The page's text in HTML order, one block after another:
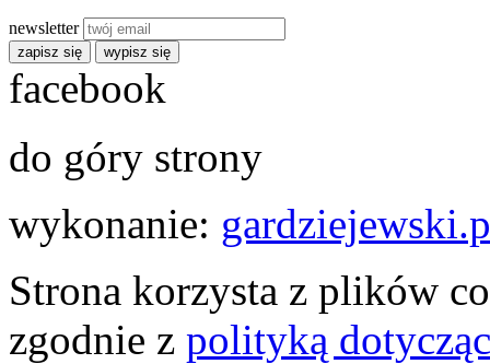
newsletter
zapisz się wypisz się
facebook
do góry strony
wykonanie:
Strona korzysta z plików
zgodnie z polityką